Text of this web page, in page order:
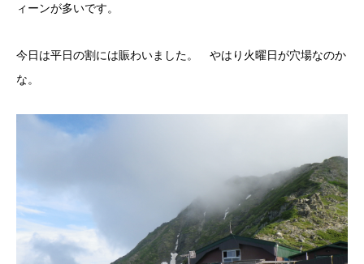
ィーンが多いです。
今日は平日の割には賑わいました。 やはり火曜日が穴場なのか
な。